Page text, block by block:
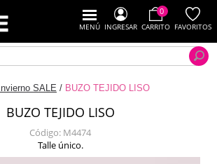
MENÚ INGRESAR
0
CARRITO FAVORITOS
Invierno SALE / BUZO TEJIDO LISO
BUZO TEJIDO LISO
Código: M4474
Talle único.